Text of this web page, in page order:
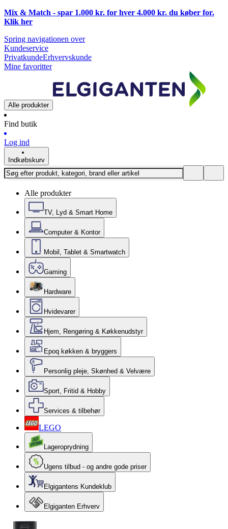
Mix & Match - spar 1.000 kr. for hver 4.000 kr. du køber for.
Klik her
Spring navigationen over
Kundeservice
PrivatkundeErhvervskunde
Mine favoritter
Alle produkter
Find butik
Log ind
Indkøbskurv
Alle produkter
TV, Lyd & Smart Home
Computer & Kontor
Mobil, Tablet & Smartwatch
Gaming
Hardware
Hvidevarer
Hjem, Rengøring & Køkkenudstyr
Epoq køkken & bryggers
Personlig pleje, Skønhed & Velvære
Sport, Fritid & Hobby
Services & tilbehør
LEGO
Lageroprydning
Ugens tilbud - og andre gode priser
Elgigantens Kundeklub
Elgiganten Erhverv